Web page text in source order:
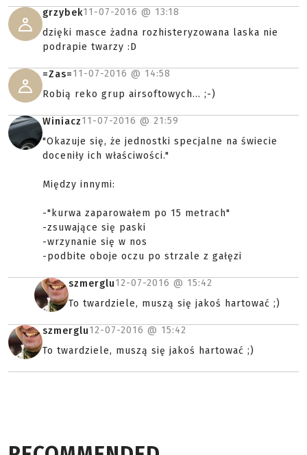
grzybek11-07-2016 @ 13:18
dzięki masce żadna rozhisteryzowana laska nie
podrapie twarzy :D
=Zas=11-07-2016 @ 14:58
Robią reko grup airsoftowych... ;-)
Winiacz11-07-2016 @ 21:59
"Okazuje się, że jednostki specjalne na świecie
doceniły ich właściwości."
Między innymi:
-"kurwa zaparowałem po 15 metrach"
-zsuwające się paski
-wrzynanie się w nos
-podbite oboje oczu po strzale z gałęzi
szmerglu12-07-2016 @ 15:42
To twardziele, muszą się jakoś hartować ;)
szmerglu12-07-2016 @ 15:42
To twardziele, muszą się jakoś hartować ;)